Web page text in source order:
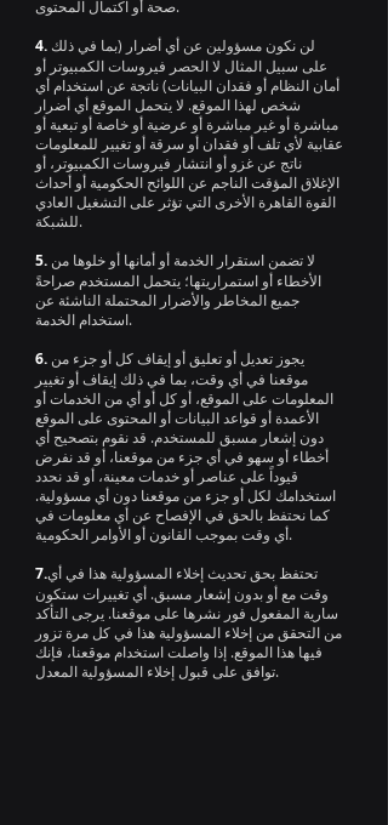
صحة أو اكتمال المحتوى.
4. لن نكون مسؤولين عن أي أضرار (بما في ذلك
على سبيل المثال لا الحصر فيروسات الكمبيوتر أو
أمان النظام أو فقدان البيانات) ناتجة عن استخدام أي
شخص لهذا الموقع. لا يتحمل الموقع أي أضرار
مباشرة أو غير مباشرة أو عرضية أو خاصة أو تبعية أو
عقابية لأي تلف أو فقدان أو سرقة أو تغيير للمعلومات
ناتج عن غزو أو انتشار فيروسات الكمبيوتر، أو
الإغلاق المؤقت الناجم عن اللوائح الحكومية أو أحداث
القوة القاهرة الأخرى التي تؤثر على التشغيل العادي
للشبكة.
5. لا تضمن استقرار الخدمة أو أمانها أو خلوها من
الأخطاء أو استمراريتها؛ يتحمل المستخدم صراحةً
جميع المخاطر والأضرار المحتملة الناشئة عن
استخدام الخدمة.
6. يجوز تعديل أو تعليق أو إيقاف كل أو جزء من
موقعنا في أي وقت، بما في ذلك إيقاف أو تغيير
المعلومات على الموقع، أو كل أو أي من الخدمات أو
الأعمدة أو قواعد البيانات أو المحتوى على الموقع
دون إشعار مسبق للمستخدم. قد نقوم بتصحيح أي
أخطاء أو سهو في أي جزء من موقعنا، أو قد نفرض
قيوداً على عناصر أو خدمات معينة، أو قد نحدد
استخدامك لكل أو جزء من موقعنا دون أي مسؤولية.
كما نحتفظ بالحق في الإفصاح عن أي معلومات في
أي وقت بموجب القانون أو الأوامر الحكومية.
7.تحتفظ بحق تحديث إخلاء المسؤولية هذا في أي
وقت مع أو بدون إشعار مسبق. أي تغييرات ستكون
سارية المفعول فور نشرها على موقعنا. يرجى التأكد
من التحقق من إخلاء المسؤولية هذا في كل مرة تزور
فيها هذا الموقع. إذا واصلت استخدام موقعنا، فإنك
توافق على قبول إخلاء المسؤولية المعدل.